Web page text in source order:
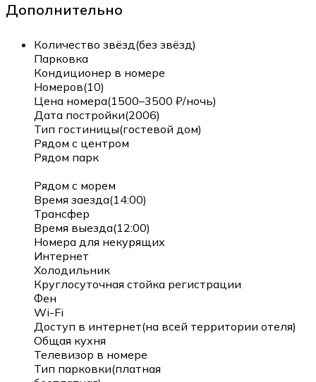
Дополнительно
Количество звёзд(без звёзд)
Парковка
Кондиционер в номере
Номеров(10)
Цена номера(1500–3500 ₽/ночь)
Дата постройки(2006)
Тип гостиницы(гостевой дом)
Рядом с центром
Рядом парк
Рядом с морем
Время заезда(14:00)
Трансфер
Время выезда(12:00)
Номера для некурящих
Интернет
Холодильник
Круглосуточная стойка регистрации
Фен
Wi-Fi
Доступ в интернет(на всей территории отеля)
Общая кухня
Телевизор в номере
Тип парковки(платная